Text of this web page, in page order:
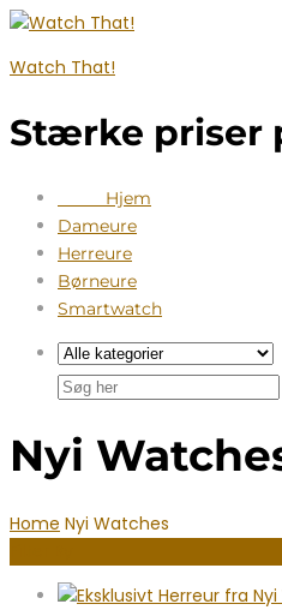
Watch That!
Stærke priser
Hjem
Dameure
Herreure
Børneure
Smartwatch
Nyi
Home Nyi Watches